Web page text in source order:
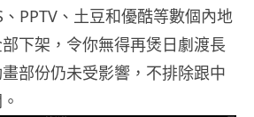
PPTV、土豆和優酷等數個內地
下架，令你無得再煲日劇渡長
部份仍未受影響，不排除跟中